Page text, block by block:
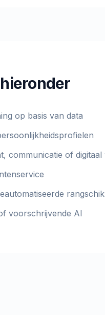
op basis van data
communicatie of
voorschrijvende AI